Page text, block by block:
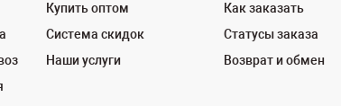
Купить оптом
Система скидок
Наши услуги
Как заказать
Статусы заказа
Возврат и обмен